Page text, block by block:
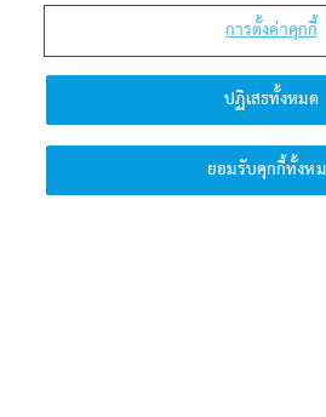
เราสามารถเข้าสวรรค์โด
หรือไม่?
คลิกที่นี่เพื่อค้นพบค
การตั้งค่าคุกกี้
ปฏิเสธทั้งหมด
ยอมรับคุกกี้ทั้งห